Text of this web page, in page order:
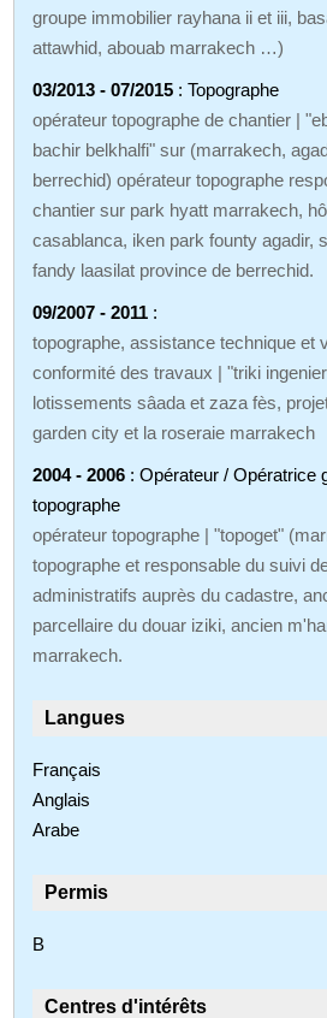
groupe immobilier rayhana ii et iii,
attawhid, abouab marrakech …)
03/2013 - 07/2015 : Topographe
opérateur topographe de chantier |
bachir belkhalfi" sur (marrakech,
berrechid) opérateur topographe
chantier sur park hyatt marrakech,
casablanca, iken park founty agadir,
fandy laasilat province de berrechid.
09/2007 - 2011 :
topographe, assistance technique et
conformité des travaux | "triki
lotissements sâada et zaza fès,
garden city et la roseraie marrakech
2004 - 2006 : Opérateur / Opératrice
topographe
opérateur topographe | "topoget"
topographe et responsable du suivi
administratifs auprès du cadastre,
parcellaire du douar iziki, ancien
marrakech.
Langues
Français
Anglais
Arabe
Permis
B
Centres d'intérêts